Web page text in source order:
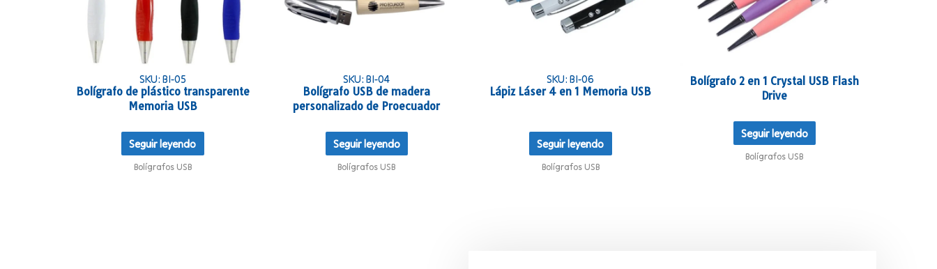
SKU: BI-05
Bolígrafo de plástico transparente
Memoria USB
Seguir leyendo
Bolígrafos USB
SKU: BI-04
Bolígrafo USB de madera
personalizado de Proecuador
Seguir leyendo
Bolígrafos USB
SKU: BI-06
Lápiz Láser 4 en 1 Memoria USB
Seguir leyendo
Bolígrafos USB
Bolígrafo 2 en 1 Crystal USB Flash
Drive
Seguir leyendo
Bolígrafos USB